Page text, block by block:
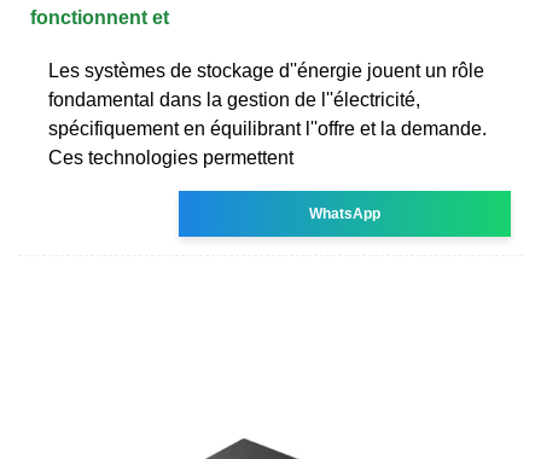
fonctionnent et
Les systèmes de stockage d''énergie jouent un rôle
fondamental dans la gestion de l''électricité,
spécifiquement en équilibrant l''offre et la demande.
Ces technologies permettent
WhatsApp